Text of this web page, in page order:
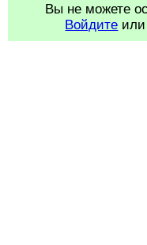
Вы не можете
Войдите